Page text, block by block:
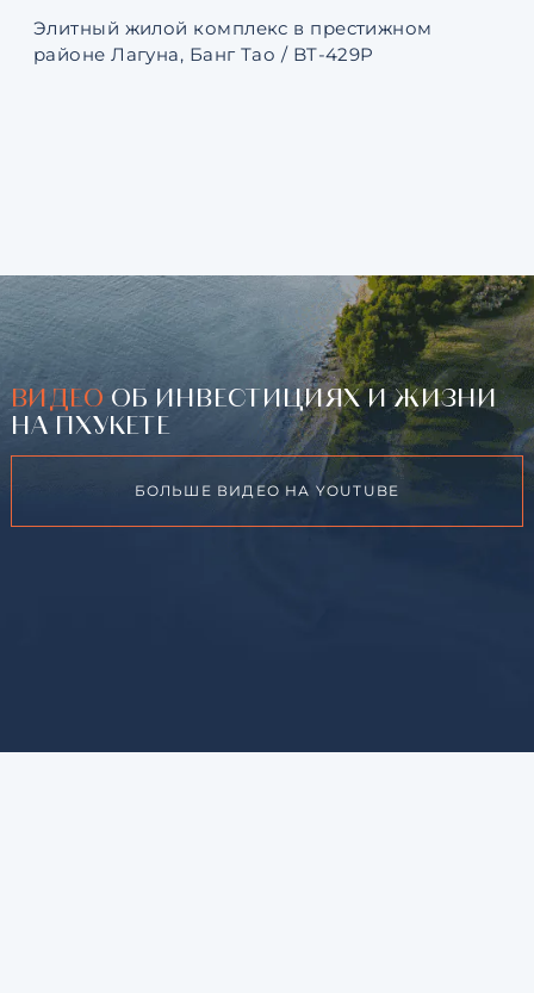
Элитный жилой комплекс в престижном
районе Лагуна, Банг Тао / BT-429P
ВИДЕО ОБ ИНВЕСТИЦИЯХ И ЖИЗНИ
НА ПХУКЕТЕ
БОЛЬШЕ ВИДЕО НА YOUTUBE